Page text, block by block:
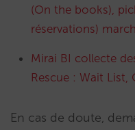
(On the books),
réservations)
Mirai BI collecte
Rescue : Wait List,
En cas de doute,